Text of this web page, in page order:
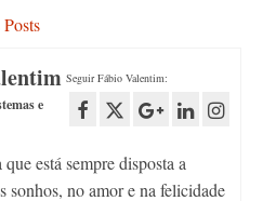
Seguir Fábio Valentim:
e
que está sempre disposta a
sonhos, no amor e na felicidade